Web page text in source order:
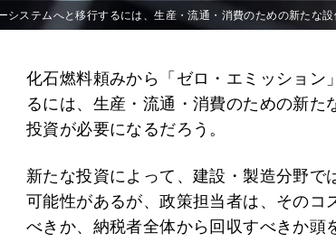
ステムへと移行するには、生産・流通・消費のための新たな
化石燃料頼みから「ゼロ・エミッション
るには、生産・流通・消費のための新
投資が必要になるだろう。
新たな投資によって、建設・製造分野で
可能性があるが、政策担当者は、そのコ
べきか、納税者全体から回収すべきか頭